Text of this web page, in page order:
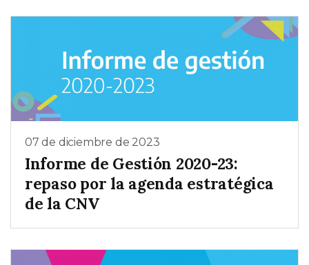
07 de diciembre de 2023
Informe de Gestión 2020-23:
repaso por la agenda estratégica
de la CNV